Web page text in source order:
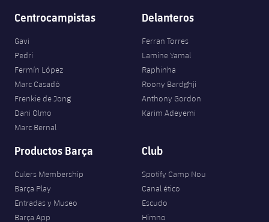
Centrocampistas
Gavi
Pedri
Fermín López
Marc Casadó
Frenkie de Jong
Dani Olmo
Marc Bernal
Delanteros
Ferran Torres
Lamine Yamal
Raphinha
Roony Bardghji
Anthony Gordon
Karim Adeyemi
Productos Barça
Culers Membership
Barça Play
Entradas y Museo
Barça App
Club
Spotify Camp Nou
Canal ético
Escudo
Himno